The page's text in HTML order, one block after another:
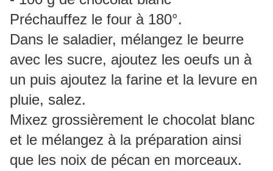
Préchauffez le four à 180°.
Dans le saladier, mélangez le beurre
avec les sucre, ajoutez les oeufs un à
un puis ajoutez la farine et la levure en
pluie, salez.
Mixez grossièrement le chocolat blanc
et le mélangez à la préparation ainsi
que les noix de pécan en morceaux.